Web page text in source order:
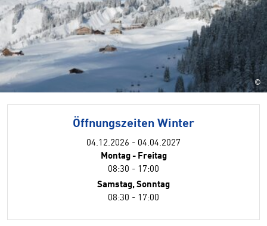
©
Öffnungszeiten Winter
04.12.2026 - 04.04.2027
Montag - Freitag
08:30 - 17:00
Samstag, Sonntag
08:30 - 17:00